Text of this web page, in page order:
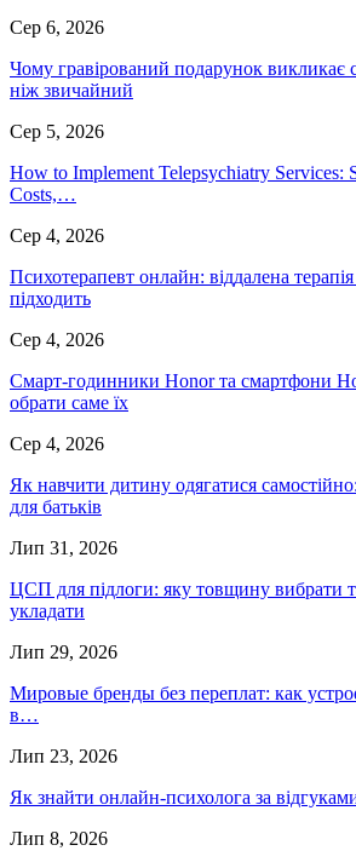
Сер 6, 2026
Чому гравірований подарунок викликає
ніж звичайний
Сер 5, 2026
How to Implement Telepsychiatry Services:
Costs,…
Сер 4, 2026
Психотерапевт онлайн: віддалена
підходить
Сер 4, 2026
Смарт-годинники Honor та смартфони
обрати саме їх
Сер 4, 2026
Як навчити дитину одягатися
для батьків
Лип 31, 2026
ЦСП для підлоги: яку товщину вибрати
укладати
Лип 29, 2026
Мировые бренды без переплат: как
в…
Лип 23, 2026
Як знайти онлайн-психолога за
Лип 8, 2026